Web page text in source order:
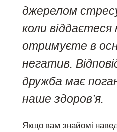
джерелом
коли віддаєтеся
отримуєте в
негатив.
дружба має
наше здоров’я.
Якщо вам знайомі